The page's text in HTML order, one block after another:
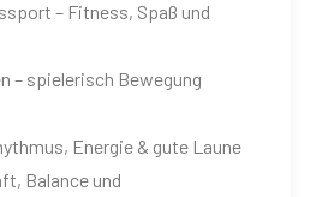
– Fitness, Spaß und
– spielerisch Bewegung
Energie & gute Laune
Balance und